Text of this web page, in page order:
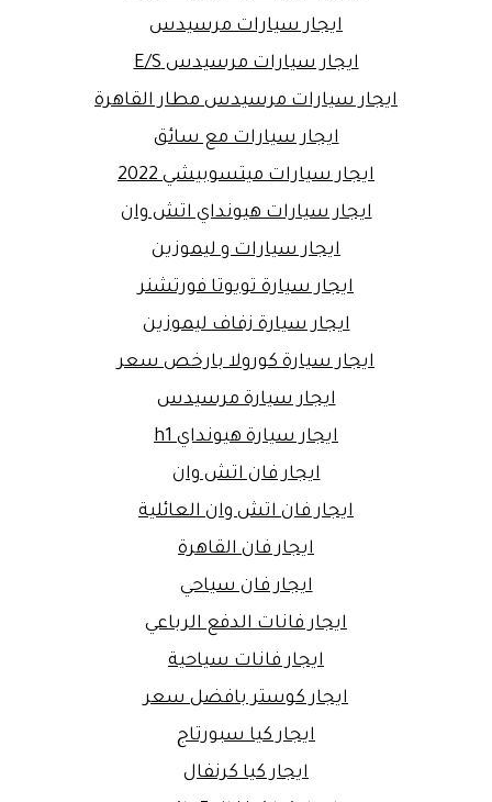
ايجار سيارات مرسيدس
ايجار سيارات مرسيدس E/S
ايجار سيارات مرسيدس مطار القاهرة
ايجار سيارات مع سائق
ايجار سيارات ميتسوبيشي 2022
ايجار سيارات هيونداي اتش وان
ايجار سيارات و ليموزين
ايجار سيارة تويوتا فورتشنر
ايجار سيارة زفاف ليموزين
ايجار سيارة كورولا بارخص سعر
ايجار سيارة مرسيدس
ايجار سيارة هيونداي h1
ايجار فان اتش وان
ايجار فان اتش وان العائلية
ايجار فان القاهرة
ايجار فان سياحي
ايجار فانات الدفع الرباعي
ايجار فانات سياحية
ايجار كوستر بافضل سعر
ايجار كيا سبورتاج
ايجار كيا كرنفال